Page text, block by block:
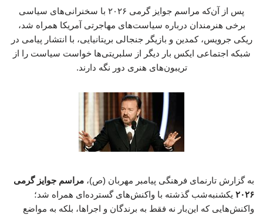
پس از آن‌که مراسم جوایز گرمی ۲۰۲۶ با سخنرانی‌های سیاسی
برخی هنرمندان درباره سیاست‌های مهاجرتی آمریکا همراه شد،
ریکی جرویس، کمدین و بازیگر جنجالی بریتانیایی، با انتشار پیامی در
شبکه اجتماعی ایکس بار دیگر از سلبریتی‌ها خواست سیاست را از
تریبون‌های هنری دور نگه دارند.
به گزارش تارنمای فرهنگی پیامبر مهربان (ص)، مراسم جوایز گرمی
۲۰۲۶ یکشنبه‌شب گذشته با واکنش‌های گسترده‌ای همراه شد؛
واکنش‌هایی که این‌بار نه فقط به برندگان و اجراها، بلکه به مواضع